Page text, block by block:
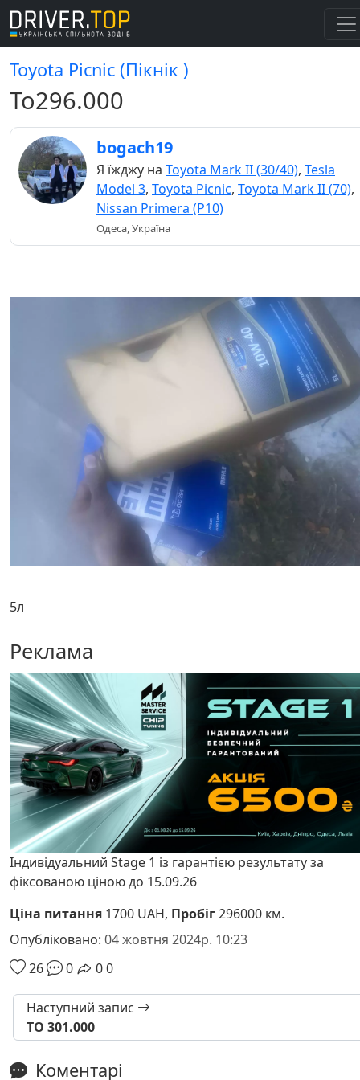
Toyota Picnic (Пікнік )
То296.000
bogach19
Я їжджу на Toyota Mark II (30/40), Tesla
Model 3, Toyota Picnic, Toyota Mark II (70),
Nissan Primera (P10)
Одеса, Україна
5л
Реклама
Індивідуальний Stage 1 із гарантією результату за
фіксованою ціною до 15.09.26
Ціна питання 1700 UAH, Пробіг296000 км.
Опубліковано: 04 жовтня 2024р. 10:23
26
0 00
Наступний запис
ТО 301.000
Коментарі